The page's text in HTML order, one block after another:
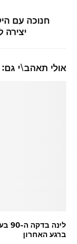
חנוכה עם
יצירה
אולי תאהב\י גם:
ברגע האחרון